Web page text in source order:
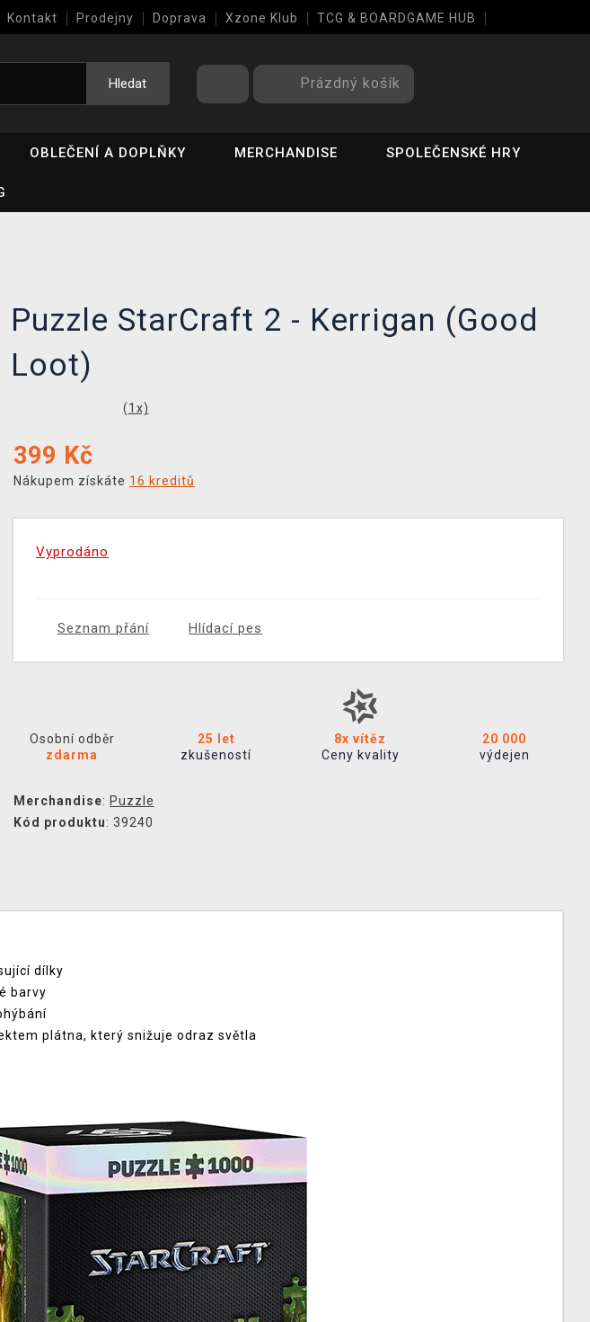
Kontakt Prodejny Doprava Xzone Klub TCG & BOARDGAME HUB
Hledat Prázdný košík
OBLEČENÍ A DOPLŇKY MERCHANDISE SPOLEČENSKÉ HRY
Puzzle StarCraft 2 - Kerrigan (Good
Loot)
(1 x)
399 Kč
Nákupem získáte 16 kreditů
Vyprodáno
Seznam přání Hlídací pes
Osobní odběr
zdarma
25 let
zkušeností
8x vítěz
Ceny kvality
20 000
výdejen
Merchandise: Puzzle
Kód produktu: 39240
dílky
barvy
plátna, který snižuje odraz světla